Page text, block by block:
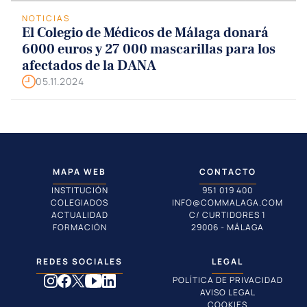
NOTICIAS
El Colegio de Médicos de Málaga donará
6000 euros y 27 000 mascarillas para los
afectados de la DANA
05.11.2024
MAPA WEB
INSTITUCIÓN
COLEGIADOS
ACTUALIDAD
FORMACIÓN
CONTACTO
951 019 400
INFO@COMMALAGA.COM
C/ CURTIDORES 1
29006 - MÁLAGA
REDES SOCIALES
LEGAL
POLÍTICA DE PRIVACIDAD
AVISO LEGAL